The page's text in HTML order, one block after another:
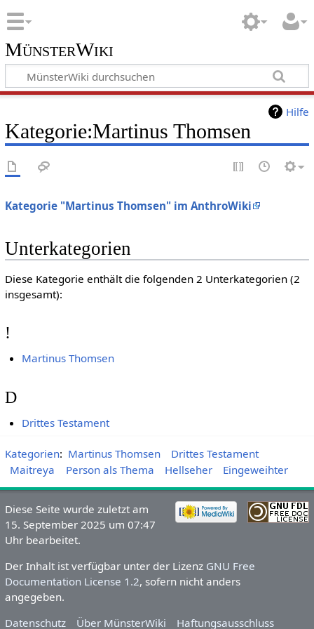
MünsterWiki
Hilfe
Kategorie:Martinus Thomsen
Kategorie "Martinus Thomsen" im AnthroWiki
Unterkategorien
Diese Kategorie enthält die folgenden 2 Unterkategorien (2
insgesamt):
!
Martinus Thomsen
D
Drittes Testament
Kategorien: Martinus Thomsen
Drittes Testament
Maitreya
Person als Thema Hellseher Eingeweihter
Diese Seite wurde zuletzt am
15. September 2025 um 07:47
Uhr bearbeitet.
Der Inhalt ist verfügbar unter der Lizenz GNU Free
Documentation License 1.2, sofern nicht anders
angegeben.
Datenschutz
Über MünsterWiki Haftungsausschluss